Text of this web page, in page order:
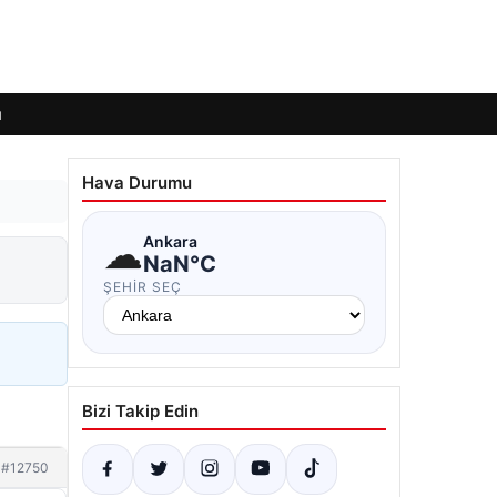
#12750
Hava Durumu
☁Ankara
NaN°C
ŞEHIR SEÇ
Bizi Takip Edin